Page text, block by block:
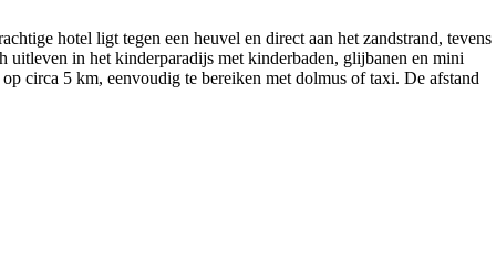
hotel ligt tegen een heuvel en direct aan het zandstrand, tevens
in het kinderparadijs met kinderbaden, glijbanen en mini
circa 5 km, eenvoudig te bereiken met dolmus of taxi. De afstand